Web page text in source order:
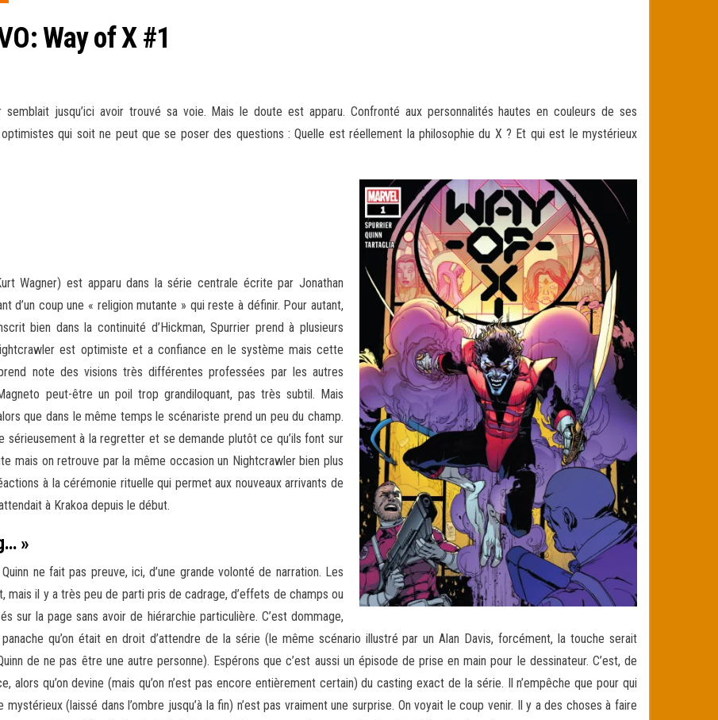
Way of X #1
jusqu’ici avoir trouvé sa voie. Mais le doute est apparu. Confronté aux personnalités hautes en couleurs de ses
qui soit ne peut que se poser des questions : Quelle est réellement la philosophie du X ? Et qui est le mystérieux
Wagner) est apparu dans la série centrale écrite par Jonathan
d’un coup une « religion mutante » qui reste à définir. Pour autant,
bien dans la continuité d’Hickman, Spurrier prend à plusieurs
est optimiste et a confiance en le système mais cette
note des visions très différentes professées par les autres
peut-être un poil trop grandiloquant, pas très subtil. Mais
que dans le même temps le scénariste prend un peu du champ.
sérieusement à la regretter et se demande plutôt ce qu’ils font sur
mais on retrouve par la même occasion un Nightcrawler bien plus
à la cérémonie rituelle qui permet aux nouveaux arrivants de
à Krakoa depuis le début.
»
ne fait pas preuve, ici, d’une grande volonté de narration. Les
il y a très peu de parti pris de cadrage, d’effets de champs ou
sur la page sans avoir de hiérarchie particulière. C’est dommage,
qu’on était en droit d’attendre de la série (le même scénario illustré par un Alan Davis, forcément, la touche serait
de ne pas être une autre personne). Espérons que c’est aussi un épisode de prise en main pour le dessinateur. C’est, de
qu’on devine (mais qu’on n’est pas encore entièrement certain) du casting exact de la série. Il n’empêche que pour qui
(laissé dans l’ombre jusqu’à la fin) n’est pas vraiment une surprise. On voyait le coup venir. Il y a des choses à faire